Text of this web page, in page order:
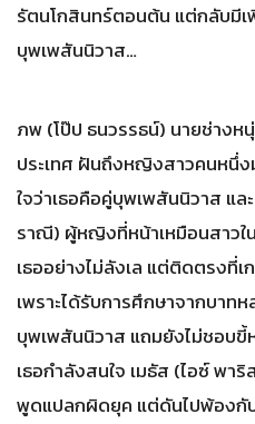
รัตนโกสินทร์ตอนต้น แต่กลับมีเ
บุพเพสันนิวาส…
ภพ (โป๊ป ธนวรรธน์) นายช่าง
ประเทศ ฝันถึงหญิงสาวคนหนึ่ง
ใจว่าเธอคือคู่บุพเพสันนิวาส แล
ราณี) ผู้หญิงที่หน้าเหมือนสาวใ
เธออย่างไม่ลังเล แต่ติดตรงที่
เพราะได้รับการศึกษาจากบาท
บุพเพสันนิวาส แถมยังไม่ชอบ
เธอกำลังสนใจ เมธัส (ไอซ์ พา
พูดแปลกผิดยุค แต่ดันไปพ้องกั